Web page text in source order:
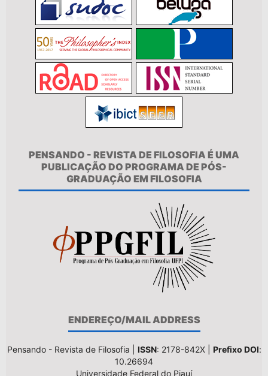
PENSANDO - REVISTA DE FILOSOFIA É UMA
PUBLICAÇÃO DO PROGRAMA DE PÓS-
GRADUAÇÃO EM FILOSOFIA
ENDEREÇO/MAIL ADDRESS
Pensando - Revista de Filosofia | ISSN: 2178-842X | Prefixo DOI:
10.26694
Universidade Federal do Piauí